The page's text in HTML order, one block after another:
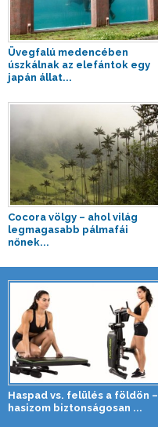
Üvegfalú medencében
úszkálnak az elefántok egy
japán állat...
Cocora völgy – ahol világ
legmagasabb pálmafái
nőnek...
Haspad vs. felülés a földön –
hasizom biztonságosan ...